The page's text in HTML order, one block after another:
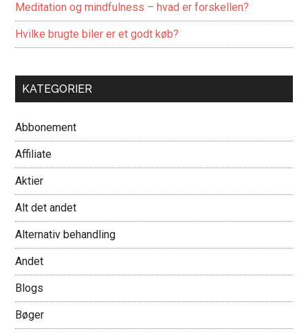
Meditation og mindfulness – hvad er forskellen?
Hvilke brugte biler er et godt køb?
KATEGORIER
Abbonement
Affiliate
Aktier
Alt det andet
Alternativ behandling
Andet
Blogs
Bøger